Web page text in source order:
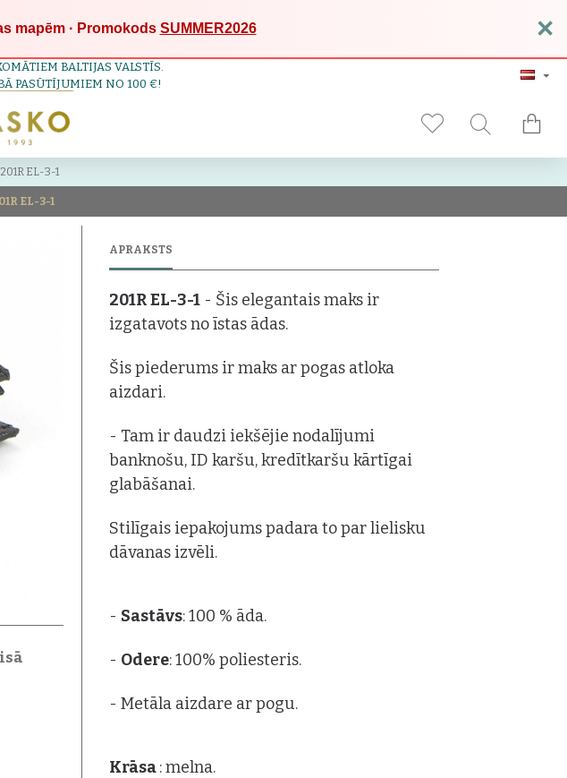
mapēm · Promokods SUMMER2026 ×
BALTIJAS VALSTĪS.
PASŪTĪJUMIEM NO 100 €!
EL-3-1
EL-3-1
APRAKSTS
201R EL-3-1 - Šis elegantais maks ir
izgatavots no īstas ādas.
Šis piederums ir maks ar pogas atloka
aizdari.
- Tam ir daudzi iekšējie nodalījumi
banknošu, ID karšu, kredītkaršu kārtīgai
glabāšanai.
Stilīgais iepakojums padara to par lielisku
dāvanas izvēli.
- Sastāvs: 100 % āda.
- Odere: 100% poliesteris.
- Metāla aizdare ar pogu.
Krāsa: melna.